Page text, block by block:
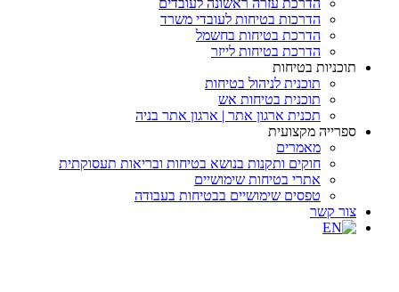
הדרכת עזרה ראשונה לעובדים
הדרכות בטיחות לעובדי משרד
הדרכת בטיחות בחשמל
הדרכת בטיחות לייזר
תוכניות בטיחות
תוכנית לניהול בטיחות
תוכנית בטיחות אש
תכנית ארגון אתר | ארגון אתר בניה
ספרייה מקצועית
מאמרים
חוקים ותקנות בנושא בטיחות ובריאות תעסוקתית
אתרי בטיחות שימושיים
טפסים שימושיים בבטיחות בעבודה
צור קשר